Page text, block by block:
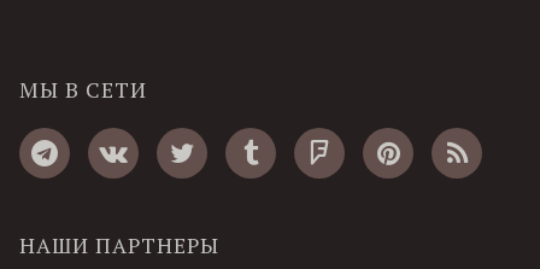
МЫ В СЕТИ
НАШИ ПАРТНЕРЫ